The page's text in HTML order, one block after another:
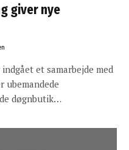
giver nye
et samarbejde med
ubemandede
døgnbutik…